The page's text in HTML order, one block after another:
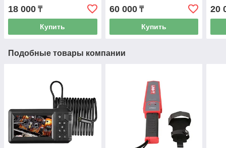
18 000 ₸
Купить
60 000₸
Купить
20
Подобные товары компании